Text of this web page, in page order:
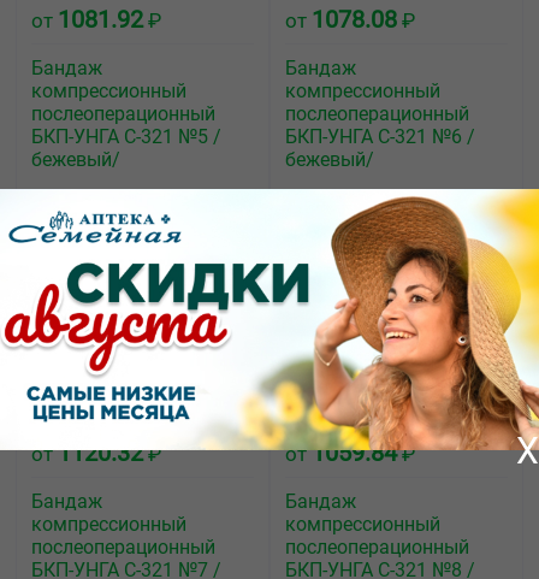
от 1081.92₽
Бандаж
компрессионный
послеоперационный
БКП-УНГА С-321 №5 /
бежевый/
от 1078.08 ₽
Бандаж
компрессионный
послеоперационный
БКП-УНГА С-321 №6 /
бежевый/
от1120.32₽
Бандаж
компрессионный
послеоперационный
БКП-УНГА С-321 №7 /
от1059.84₽
Бандаж
компрессионный
послеоперационный
БКП-УНГА С-321 №8 /
X